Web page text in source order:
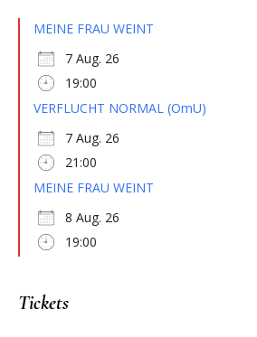
MEINE FRAU WEINT
7 Aug. 26
19:00
VERFLUCHT NORMAL (OmU)
7 Aug. 26
21:00
MEINE FRAU WEINT
8 Aug. 26
19:00
Tickets